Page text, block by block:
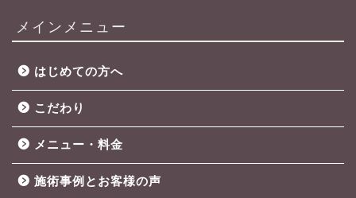
メインメニュー
はじめての方へ
こだわり
メニュー・料金
施術事例とお客様の声